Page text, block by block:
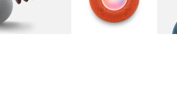
图库 图像 图库 图像